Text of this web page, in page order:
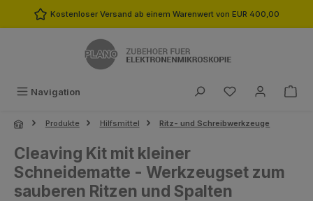
Zum Hauptinhalt springen
Kostenloser Versand ab einem Warenwert von EUR 400,00
Navigation Du hast 0
Produkte Hilfsmittel Ritz- und Schreibwerkzeuge
Cleaving Kit mit kleiner
Schneidematte - Werkzeugset zum
sauberen Ritzen und Spalten